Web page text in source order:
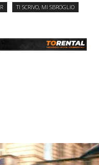
TI SCRIVO, MI SBROGLIO